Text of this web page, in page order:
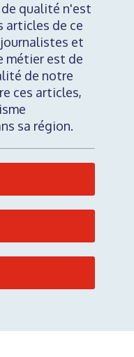
qualité n'est
articles de ce
et
métier est de
de notre
ces articles,
sa région.